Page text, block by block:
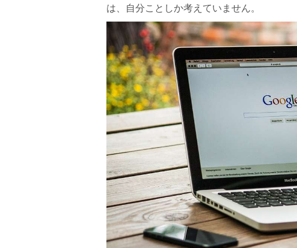
は、自分ことしか考えていません。